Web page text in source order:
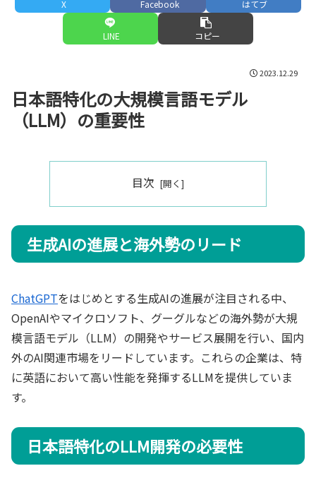
X Facebook はてブ
LINE コピー
2023.12.29
日本語特化の大規模言語モデル
（LLM）の重要性
目次
生成AIの進展と海外勢のリード
ChatGPTをはじめとする生成AIの進展が注目される中、
OpenAIやマイクロソフト、グーグルなどの海外勢が大規
模言語モデル（LLM）の開発やサービス展開を行い、国内
外のAI関連市場をリードしています。これらの企業は、特
に英語において高い性能を発揮するLLMを提供していま
す。
日本語特化のLLM開発の必要性